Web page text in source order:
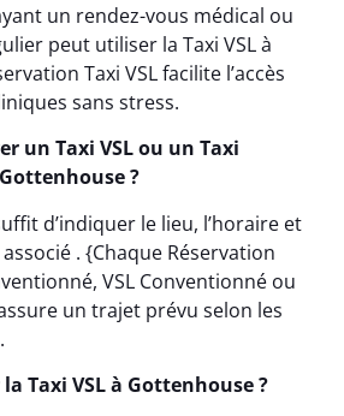
un rendez-vous médical ou
peut utiliser la Taxi VSL à
Taxi VSL facilite l’accès
sans stress.
un Taxi VSL ou un Taxi
?
d’indiquer le lieu, l’horaire et
. {Chaque Réservation
VSL Conventionné ou
un trajet prévu selon les
Taxi VSL à Gottenhouse ?